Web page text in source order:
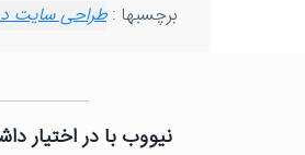
برچسبها :طراحی سایت
نیووب با در اختیار